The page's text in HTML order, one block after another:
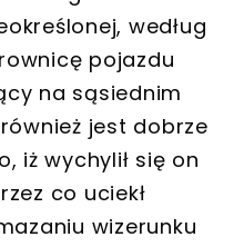
według
pojazdu
na sąsiednim
jest dobrze
iż wychylił się on
co uciekł
wizerunku